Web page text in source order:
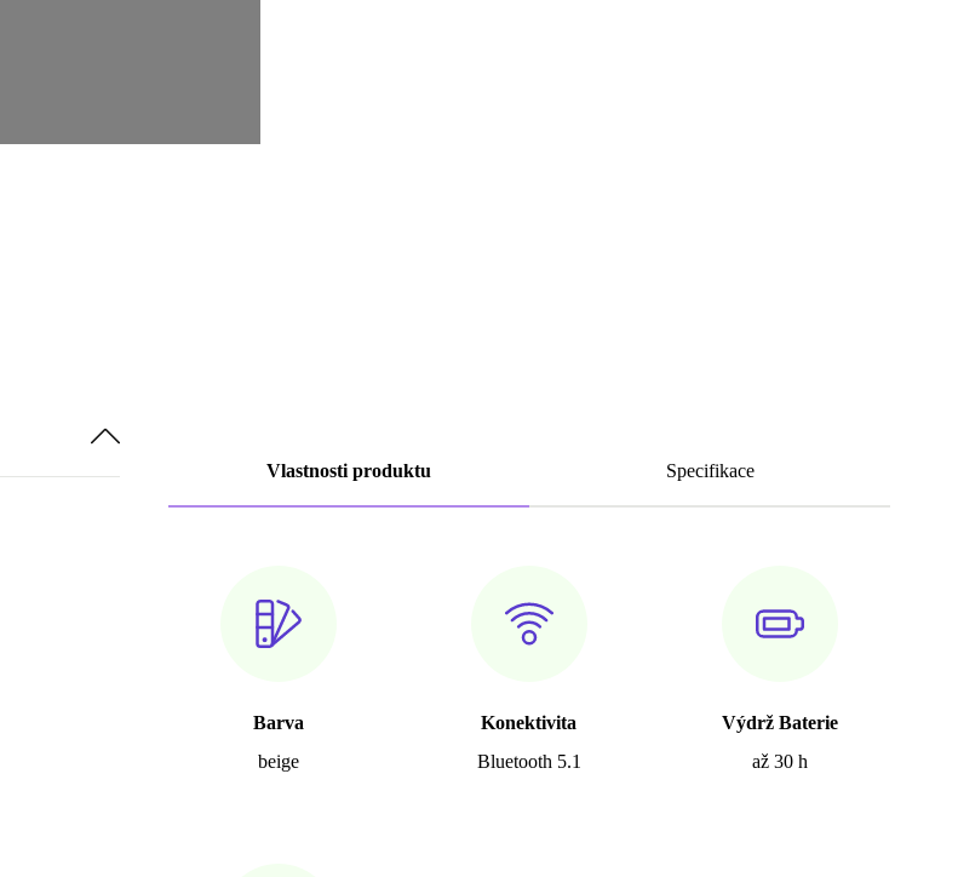
Vlastnosti produktu Specifikace
Barva
beige
Konektivita
Bluetooth 5.1
Výdrž Baterie
až 30 h